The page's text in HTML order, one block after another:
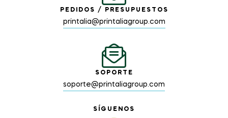
PEDIDOS / PRESUPUESTOS
printalia@printaliagroup.com
SOPORTE
soporte@printaliagroup.com
SÍGUENOS